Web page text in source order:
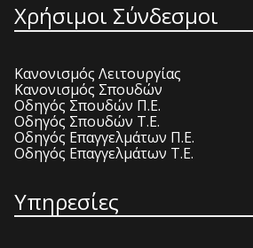
Χρήσιμοι Σύνδεσμοι
Κανονισμός Λειτουργίας
Κανονισμός Σπουδών
Οδηγός Σπουδών Π.Ε.
Οδηγός Σπουδών Τ.Ε.
Οδηγός Επαγγελμάτων Π.Ε.
Οδηγός Επαγγελμάτων Τ.Ε.
Υπηρεσίες